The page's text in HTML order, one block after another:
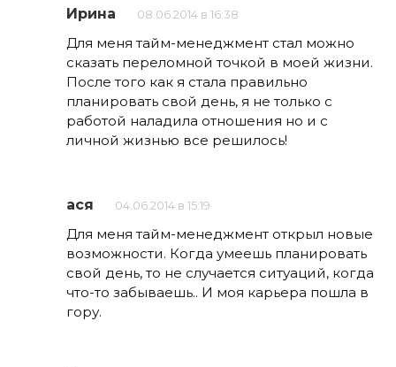
Ирина 08.06.2014 в 16:38
Для меня тайм-менеджмент стал можно
сказать переломной точкой в моей жизни.
После того как я стала правильно
планировать свой день, я не только с
работой наладила отношения но и с
личной жизнью все решилось!
ася 04.06.2014 в 15:19
Для меня тайм-менеджмент открыл новые
возможности. Когда умеешь планировать
свой день, то не случается ситуаций, когда
что-то забываешь.. И моя карьера пошла в
гору.